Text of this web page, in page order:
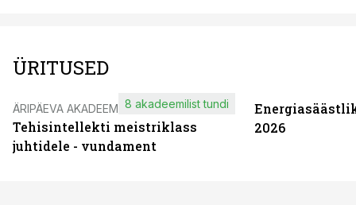
ÜRITUSED
ÄRIPÄEVA AKADEEMIA
Tehisintellekti meistriklass
juhtidele - vundament
8 akadeemilist tundi
2026